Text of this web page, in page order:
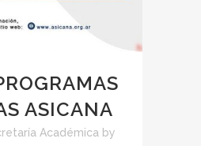
ASICANA
Académica by